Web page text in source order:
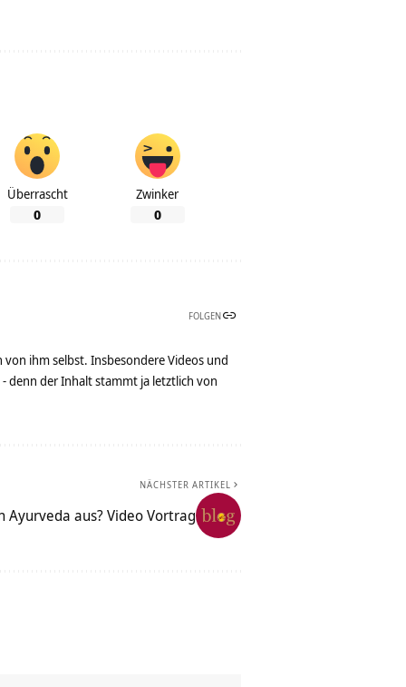
Überrascht
0
Zwinker
0
FOLGEN
ihm selbst. Insbesondere Videos und
denn der Inhalt stammt ja letztlich von
NÄCHSTER ARTIKEL
Ayurveda aus? Video Vortrag